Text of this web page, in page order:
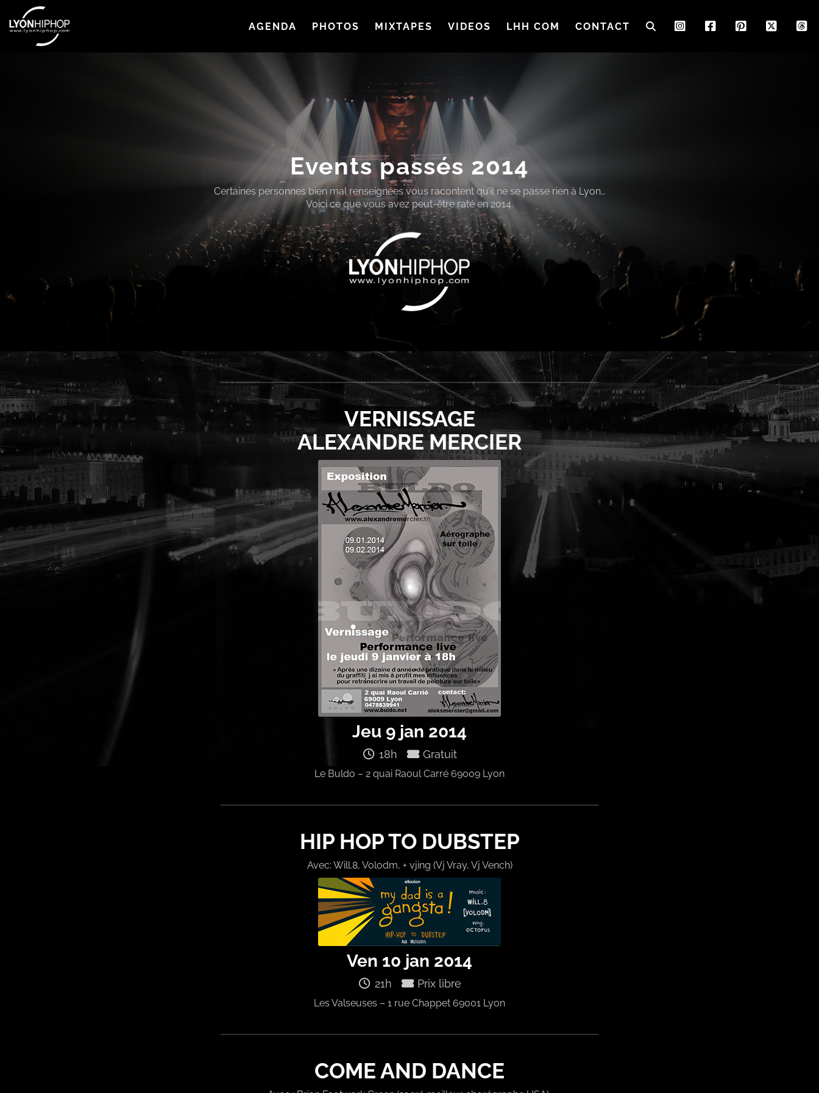
AGENDA PHOTOS MIXTAPES VIDEOS LHH COM CONTACT
Events passés 2014
Certaines personnes bien mal renseignées vous racontent qu’il ne se passe rien à Lyon…
Voici ce que vous avez peut-être raté en 2014.
VERNISSAGE
ALEXANDRE MERCIER
Jeu 9 jan 2014
18h Gratuit
Le Buldo – 2 quai Raoul Carré 69009 Lyon
HIP HOP TO DUBSTEP
Avec: Will.8, Volodm, + vjing (Vj Vray, Vj Vench)
Ven 10 jan 2014
21h Prix libre
Les Valseuses – 1 rue Chappet 69001 Lyon
COME AND DANCE